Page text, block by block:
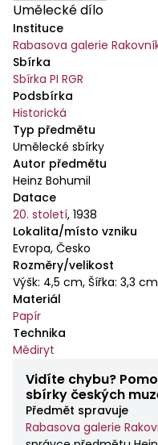
Umělecké dílo
Instituce
Rabasova galerie
Sbírka
Sbírka PI RGR
Podsbírka
Historická
Typ předmětu
Umělecké sbírky
Autor předmětu
Heinz Bohumil
Datace
20. století, 1938
Lokalita/místo vzniku
Evropa, Česko
Rozměry/velikost
Výšk: 4,5 cm, Šířka: 3,3 cm
Materiál
Papír
Technika
Mědiryt
Vidíte chybu?
sbírky českých
Předmět spravuje
Rabasova galerie